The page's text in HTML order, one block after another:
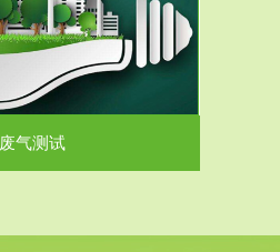
废气测试